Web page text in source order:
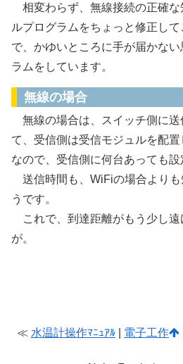
相変わらず、無線接続の正確な
ルプログラムをちょっと修正し
で、かゆいところに手が届かな
ラムをしています。
無線の場合
無線の場合は、スイッチ側に送
て、受信側は受信モジュルを配
なので、受信側に何台あっても設
送信時間も、WiFiの場合よりも
うです。
これで、到達距離がもう少し遠
が。
≪ 水温計操作ﾏﾆｭｱﾙ 電子工作